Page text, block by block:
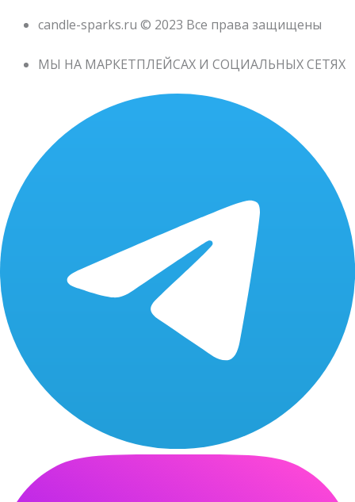
candle-sparks.ru © 2023 Все права защищены
МЫ НА МАРКЕТПЛЕЙСАХ И СОЦИАЛЬНЫХ СЕТЯХ